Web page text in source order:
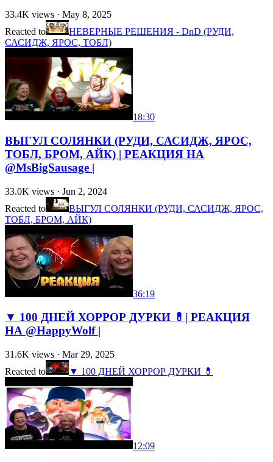
33.4K views · May 8, 2025
Reacted to
НЕВЕРНЫЕ РЕШЕНИЯ - DnD (РУДИ,
САСИДЖ, ЯРОС, ТОБЛ)
18:30
ВЫГУЛ СОЛЯНКИ (РУДИ, САСИДЖ, ЯРОС,
ТОБЛ, БРОМ, АЙК) | РЕАКЦИЯ НА
@MsBigSausage |
33.0K views · Jun 2, 2024
Reacted to
ВЫГУЛ СОЛЯНКИ (РУДИ, САСИДЖ, ЯРОС,
ТОБЛ, БРОМ, АЙК)
36:19
▼ 100 ДНЕЙ ХОРРОР ДУРКИ 💊| РЕАКЦИЯ
НА @HappyWolf |
31.6K views · Mar 29, 2025
Reacted to
▼ 100 ДНЕЙ ХОРРОР ДУРКИ 💊
12:09